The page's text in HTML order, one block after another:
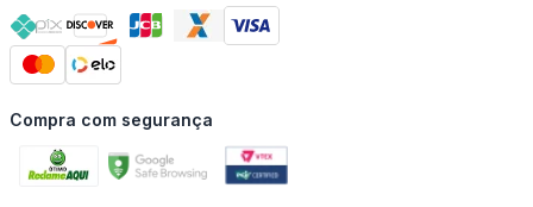
Compra com segurança